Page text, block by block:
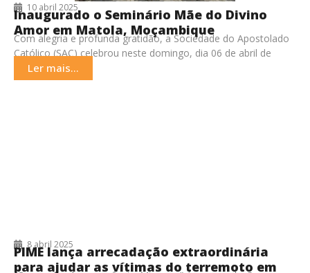
10 abril 2025
Inaugurado o Seminário Mãe do Divino
Amor em Matola, Moçambique
Com alegria e profunda gratidão, a Sociedade do Apostolado
Católico (SAC) celebrou neste domingo, dia 06 de abril de
2025, a solene inauguração do
Ler mais...
8 abril 2025
PIME lança arrecadação extraordinária
para ajudar as vítimas do terremoto em